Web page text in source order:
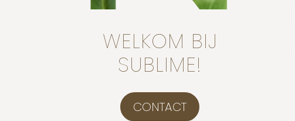
WELKOM BIJ
SUBLIME!
CONTACT